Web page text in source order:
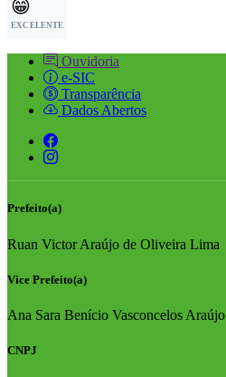
😁
EXCELENTE
Ouvidoria
e-SIC
Transparência
Dados Abertos
Prefeito(a)
Ruan Victor Araújo de Oliveira Lima
Vice Prefeito(a)
Ana Sara Benício Vasconcelos Araújo
CNPJ